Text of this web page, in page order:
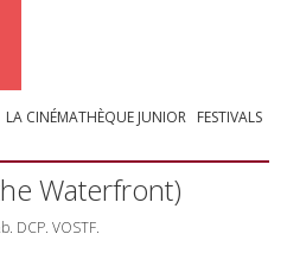
LA CINÉMATHÈQUE JUNIOR FESTIVALS
Waterfront)
DCP. VOSTF.